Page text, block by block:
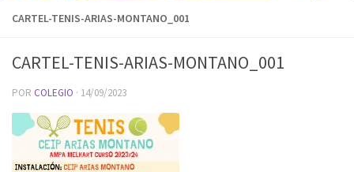
CARTEL-TENIS-ARIAS-MONTANO_001
CARTEL-TENIS-ARIAS-MONTANO_001
POR COLEGIO · 14/09/2023